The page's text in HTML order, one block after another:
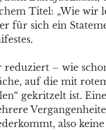
Titel: „Wie wir
für sich ein
– wie
auf die mit
gekritzelt ist.
also